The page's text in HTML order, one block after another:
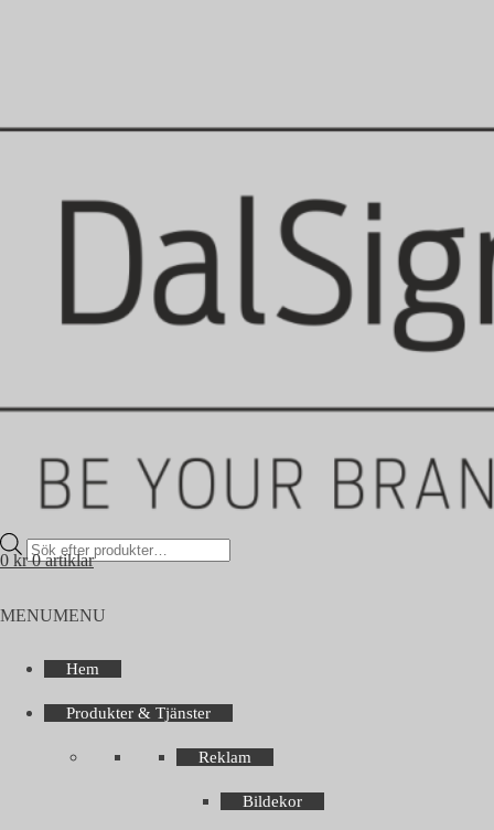
Products
search
0 kr 0 artiklar
MENUMENU
Hem
Produkter & Tjänster
Reklam
Bildekor